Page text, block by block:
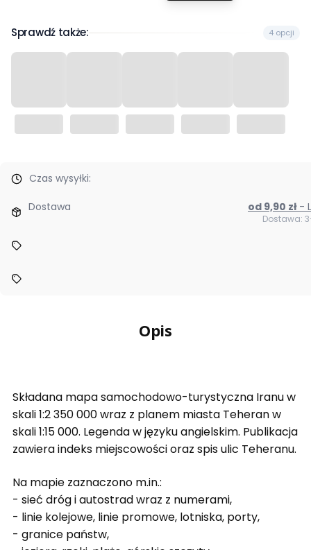
Sprawdź także: 4 opcji
Czas wysyłki:
Dostawa od 9,90 zł
Dostawa:
Opis
Składana mapa samochodowo-turystyczna Iranu w
skali 1:2 350 000 wraz z planem miasta Teheran w
skali 1:15 000. Legenda w języku angielskim. Publikacja
zawiera indeks miejscowości oraz spis ulic Teheranu.
Na mapie zaznaczono m.in.:
- sieć dróg i autostrad wraz z numerami,
- linie kolejowe, linie promowe, lotniska, porty,
- granice państw,